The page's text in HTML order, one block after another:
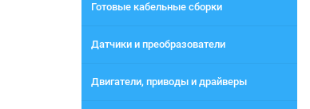
Готовые кабельные сборки
Датчики и преобразователи
Двигатели, приводы и драйверы